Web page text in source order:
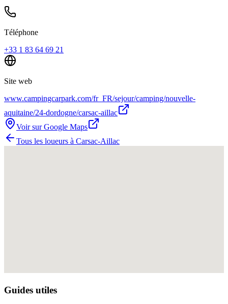
Téléphone
+33 1 83 64 69 21
Site web
www.campingcarpark.com/fr_FR/sejour/camping/nouvelle-
aquitaine/24-dordogne/carsac-aillac
Voir sur Google Maps
Tous les loueurs à Carsac-Aillac
Guides utiles